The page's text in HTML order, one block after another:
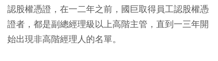
認股權憑證，在一二年之前，國巨取得員工認股權憑
證者，都是副總經理級以上高階主管，直到一三年開
始出現非高階經理人的名單。